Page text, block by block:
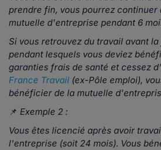
prendre fin, vous pourrez
mutuelle d'entreprise pendant 6
Si vous retrouvez du travail avant
pendant lesquels vous deviez
garanties frais de santé et cessez
France Travail (ex-Pôle emploi),
bénéficier de la mutuelle
📌 Exemple 2 :
Vous êtes licencié après avoir
l'entreprise (soit 24 mois). Vous